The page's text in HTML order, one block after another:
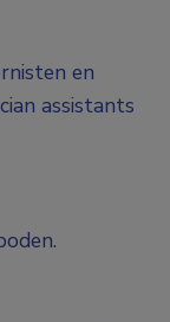
en
assistants